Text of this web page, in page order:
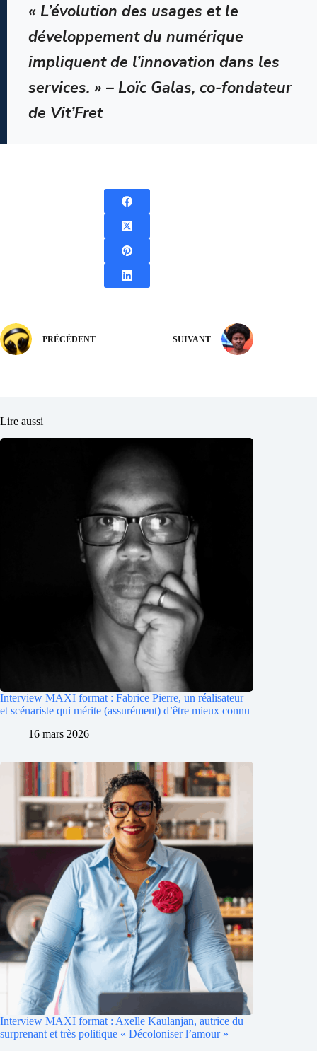
« L’évolution des usages et le
développement du numérique
impliquent de l’innovation dans les
services. » – Loïc Galas, co-fondateur
de Vit’Fret
PRÉCÉDENT SUIVANT
Lire aussi
Interview MAXI format : Fabrice Pierre, un réalisateur
et scénariste qui mérite (assurément) d’être mieux connu
16 mars 2026
Interview MAXI format : Axelle Kaulanjan, autrice du
surprenant et très politique « Décoloniser l’amour »